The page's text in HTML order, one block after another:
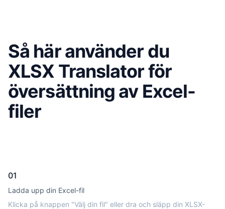
Så här använder du
XLSX Translator för
översättning av Excel-
filer
01
Ladda upp din Excel-fil
Klicka på knappen "Välj din fil" eller dra och släpp din XLSX-